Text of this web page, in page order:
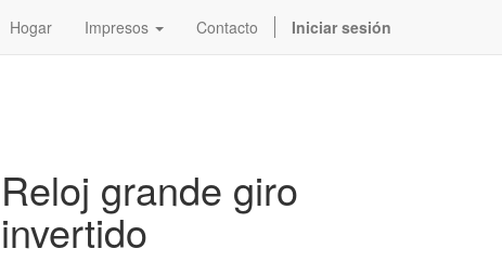
Hogar Impresos Contacto Iniciar sesión
Reloj grande giro
invertido